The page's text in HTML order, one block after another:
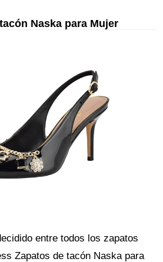
Naska para Mujer
entre todos los zapatos
Zapatos de tacón Naska para